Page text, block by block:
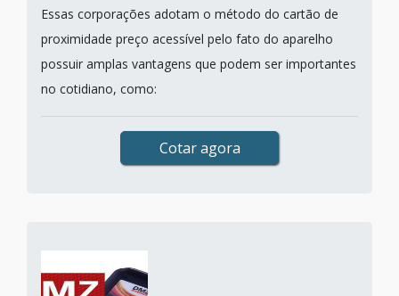
Essas corporações adotam o método do cartão de
proximidade preço acessível pelo fato do aparelho
possuir amplas vantagens que podem ser importantes
no cotidiano, como:
Cotar agora